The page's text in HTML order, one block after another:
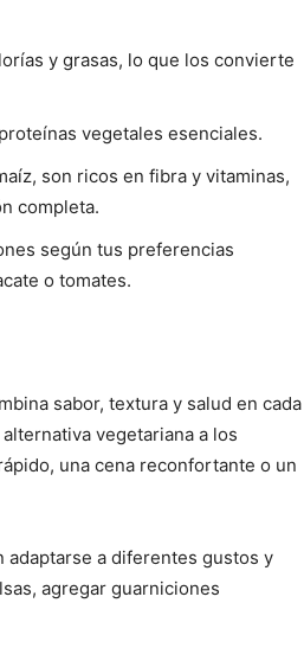
y grasas, lo que los convierte
vegetales esenciales.
son ricos en fibra y vitaminas,
completa.
según tus preferencias
o tomates.
sabor, textura y salud en cada
vegetariana a los
una cena reconfortante o un
adaptarse a diferentes gustos y
agregar guarniciones